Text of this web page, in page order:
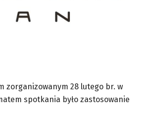
zorganizowanym 28 lutego br. w
spotkania było zastosowanie